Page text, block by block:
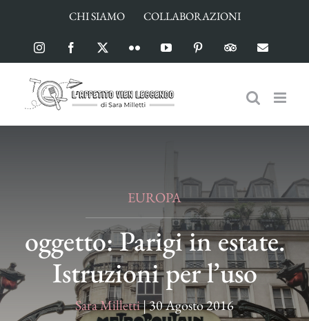
contenuto
CHI SIAMO COLLABORAZIONI
InstagramFacebook Flickr YouTube PinterestTripAdvisor
Email
EUROPA
oggetto: Parigi in estate.
Istruzioni per l’uso
Sara Milletti|30 Agosto 2016